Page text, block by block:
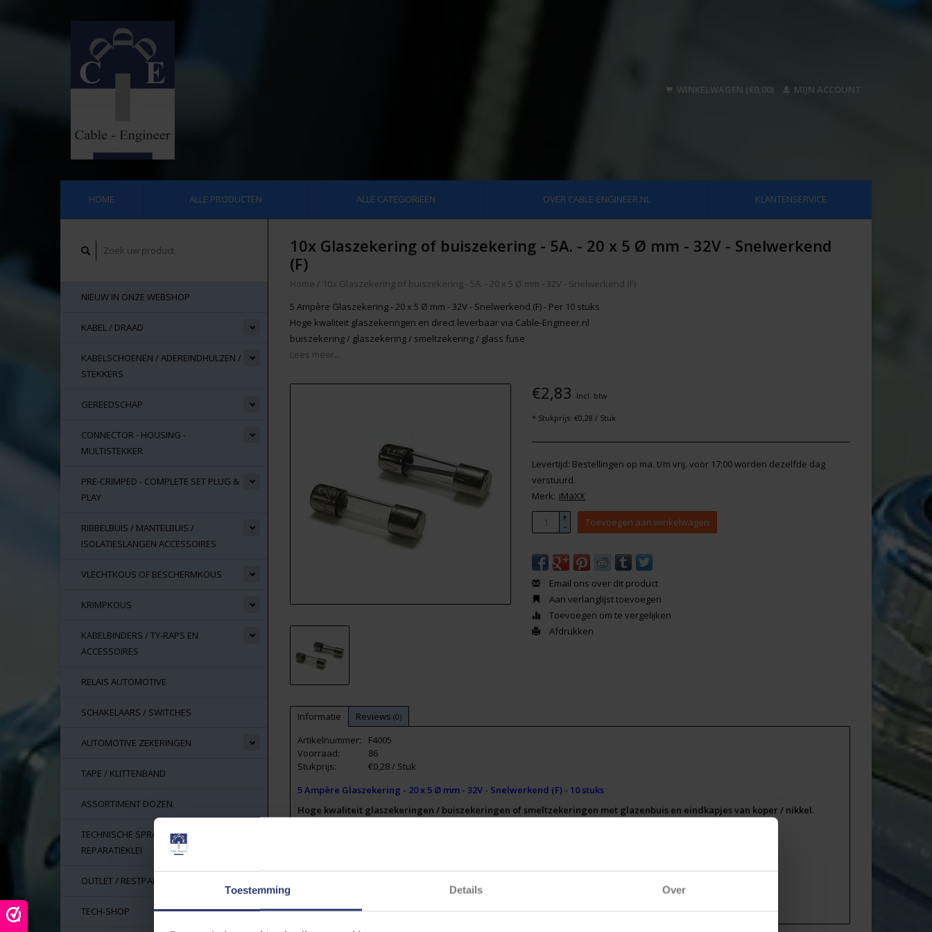
Toestemming Details Over
WINKELWAGEN (€0,00) MIJN ACCOUNT
HOME ALLE PRODUCTEN ALLE CATEGORIEËN OVER CABLE-ENGINEER.NL KLANTENSERVICE
NIEUW IN ONZE WEBSHOP
KABEL / DRAAD
KABELSCHOENEN / ADEREINDHULZEN /
STEKKERS
GEREEDSCHAP
CONNECTOR - HOUSING -
MULTISTEKKER
PRE-CRIMPED - COMPLETE SET PLUG &
PLAY
RIBBELBUIS / MANTELBUIS /
ISOLATIESLANGEN ACCESSOIRES
VLECHTKOUS OF BESCHERMKOUS
KRIMPKOUS
KABELBINDERS / TY-RAPS EN
ACCESSOIRES
RELAIS AUTOMOTIVE
SCHAKELAARS / SWITCHES
AUTOMOTIVE ZEKERINGEN
TAPE / KLITTENBAND
ASSORTIMENT DOZEN
TECHNISCHE SPRAYS, LIJM EN
REPARATIEKLEI
OUTLET / RESTPARTIJEN
TECH-SHOP
10x Glaszekering of buiszekering - 5A. - 20 x 5 Ø mm - 32V - Snelwerkend
(F)
Home / 10x Glaszekering of buiszekering - 5A. - 20 x 5 Ø mm - 32V - Snelwerkend (F)
5 Ampère Glaszekering - 20 x 5 Ø mm - 32V - Snelwerkend (F) - Per 10 stuks
Hoge kwaliteit glaszekeringen en direct leverbaar via Cable-Engineer.nl
buiszekering / glaszekering / smeltzekering / glass fuse
Lees meer...
€2,83 Incl. btw
* Stukprijs: €0,28 / Stuk
Levertijd: Bestellingen op ma. t/m vrij. voor 17:00 worden dezelfde dag
verstuurd.
Merk: iMaXX
+
- Toevoegen aan winkelwagen
Email ons over dit product
Aan verlanglijst toevoegen
Toevoegen om te vergelijken
Afdrukken
Informatie Reviews (0)
Artikelnummer:
F4005
Voorraad:
86
Stukprijs:
€0,28 / Stuk
5 Ampère Glaszekering - 20 x 5 Ø mm - 32V - Snelwerkend (F) - 10 stuks
Hoge kwaliteit glaszekeringen / buiszekeringen of smeltzekeringen met glazenbuis en eindkapjes van koper / nikkel.
Op voorraad in Nederland en snel leverbaar via Cable-Engineer.nl